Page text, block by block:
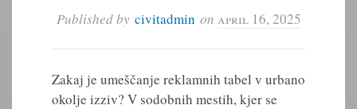
Published by civitadmin on april 16, 2025
Zakaj je umeščanje reklamnih tabel v urbano
okolje izziv? V sodobnih mestih, kjer se